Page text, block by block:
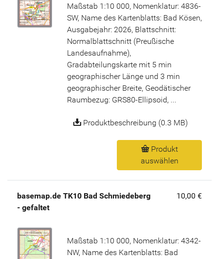
Maßstab 1:10 000, Nomenklatur: 4836-
SW, Name des Kartenblatts: Bad Kösen,
Ausgabejahr: 2026, Blattschnitt:
Normalblattschnitt (Preußische
Landesaufnahme),
Gradabteilungskarte mit 5 min
geographischer Länge und 3 min
geographischer Breite, Geodätischer
Raumbezug: GRS80-Ellipsoid, ...
Produktbeschreibung (0.3 MB)
Produkt
auswählen
basemap.de TK10 Bad Schmiedeberg
- gefaltet
10,00 €
Maßstab 1:10 000, Nomenklatur: 4342-
NW, Name des Kartenblatts: Bad